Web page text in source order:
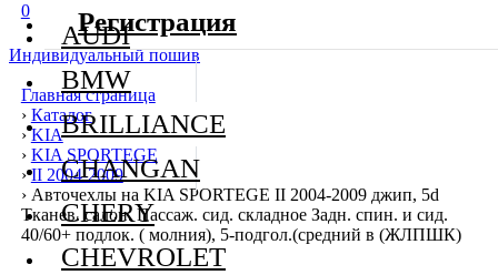
0
Индивидуальный пошив
Главная страница
› Каталог
› KIA
› KIA SPORTEGE
› II 2004-2009
› Авточехлы на KIA SPORTEGE II 2004-2009 джип, 5d
Тканев. салон. Пассаж. сид. складное Задн. спин. и сид.
40/60+ подлок. ( молния), 5-подгол.(средний в (ЖЛПШК)
AUDI
BMW
BRILLIANCE
CHANGAN
CHERY
CHEVROLET
Регистрация